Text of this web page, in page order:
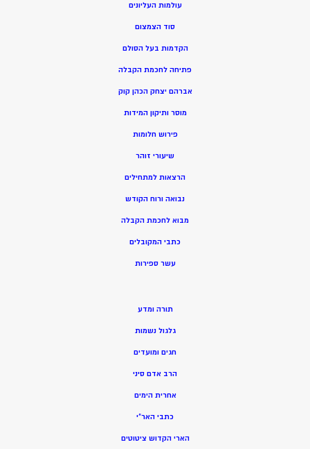
עולמות העליונים
סוד הצמצום
הקדמות בעל הסולם
פתיחה לחכמת הקבלה
אברהם יצחק הכהן קוק
מוסר ותיקון המידות
פירוש חלומות
שיעורי זוהר
הרצאות למתחילים
נבואה ורוח הקודש
מבוא לחכמת הקבלה
כתבי המקובלים
עשר ספירות
תורה ומדע
גלגול נשמות
חגים ומועדים
הרב אדם סיני
אחרית הימים
כתבי האר”י
הארי הקדוש ציטוטים